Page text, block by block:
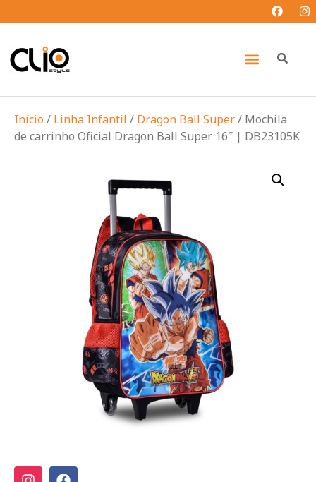
Início / Linha Infantil / Dragon Ball Super/ Mochila
de carrinho Oficial Dragon Ball Super 16″ | DB23105K